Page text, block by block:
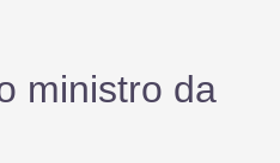
ministro da